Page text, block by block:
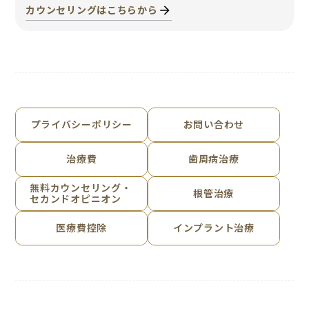
カウンセリングはこちらから
プライバシーポリシー お問い合わせ
治療費 歯周病治療
無料カウンセリング・
セカンドオピニオン
根管治療
医療費控除 インプラント治療